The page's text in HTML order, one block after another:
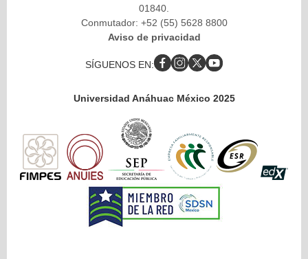
01840.
Conmutador: +52 (55) 5628 8800
Aviso de privacidad
SÍGUENOS EN:
Universidad Anáhuac México 2025